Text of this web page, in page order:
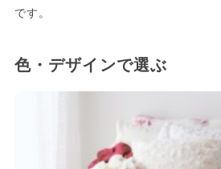
です。
色・デザインで選ぶ